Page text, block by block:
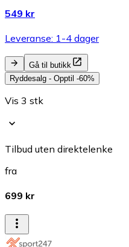
549 kr
Leveranse: 1-4 dager
Gå til butikk
Ryddesalg - Opptil -60%
Vis 3 stk
Tilbud uten direktelenke
fra
699 kr